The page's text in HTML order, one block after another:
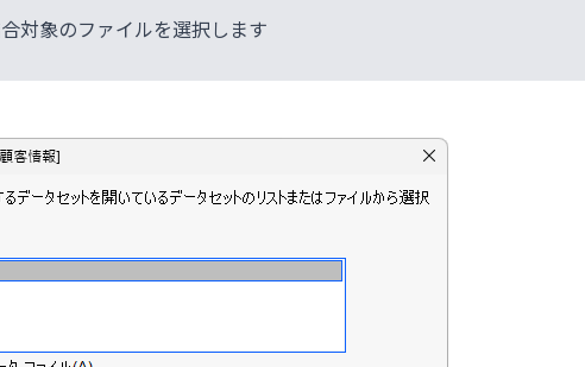
対象のファイルを選択します